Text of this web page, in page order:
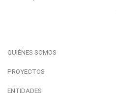
QUIÉNES SOMOS
PROYECTOS
ENTIDADES